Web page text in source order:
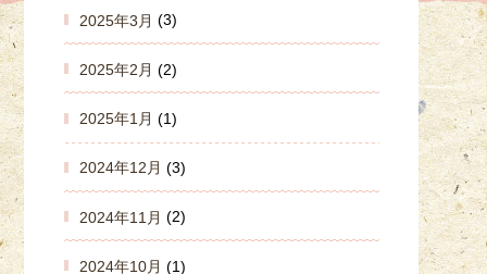
2025年3月 (3)
2025年2月 (2)
2025年1月 (1)
2024年12月 (3)
2024年11月 (2)
2024年10月 (1)